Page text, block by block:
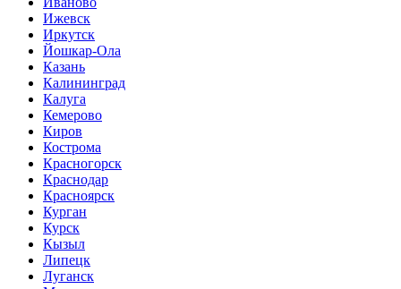
Ижевск
Иркутск
Йошкар-Ола
Казань
Калининград
Калуга
Кемерово
Киров
Кострома
Красногорск
Краснодар
Красноярск
Курган
Курск
Кызыл
Липецк
Луганск